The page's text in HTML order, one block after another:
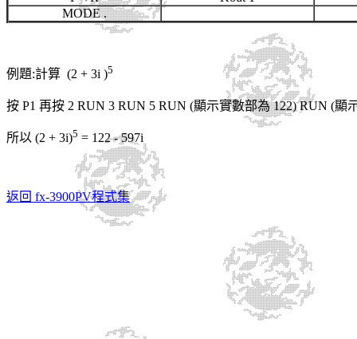
MODE .
例題:計算 (2 + 3i )5
按 P1 再按 2 RUN 3 RUN 5 RUN (顯示實數部為 122)RUN (顯
所以 (2 + 3i)5 = 122- 597i
返回 fx-3900PV程式集